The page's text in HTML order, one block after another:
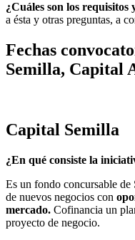
¿Cuáles son los requisitos
a ésta y otras preguntas, a
Fechas
Semilla, Capital
Capital Semilla
¿En qué consiste la
Es un fondo concursable de
de nuevos negocios con
mercado. Cofinancia un
proyecto de negocio.